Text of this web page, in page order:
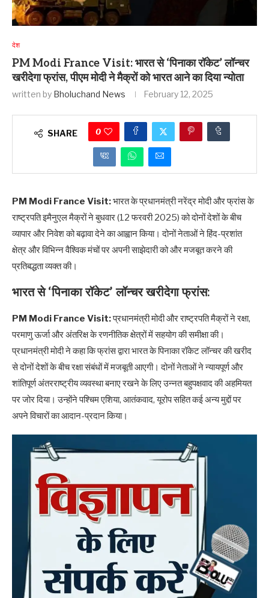
देश
PM Modi France Visit: भारत से ‘पिनाका रॉकेट’ लॉन्चर
खरीदेगा फ्रांस, पीएम मोदी ने मैक्रों को भारत आने का दिया न्योता
written by Bholuchand News February 12, 2025
SHARE 0
PM Modi France Visit:भारत के प्रधानमंत्री नरेंद्र मोदी और फ्रांस के
राष्ट्रपति इमैनुएल मैक्रों ने बुधवार (12 फरवरी 2025) को दोनों देशों के बीच
व्यापार और निवेश को बढ़ावा देने का आह्वान किया। दोनों नेताओं ने हिंद-प्रशांत
क्षेत्र और विभिन्न वैश्विक मंचों पर अपनी साझेदारी को और मजबूत करने की
प्रतिबद्धता व्यक्त की।
भारत से ‘पिनाका रॉकेट’ लॉन्चर खरीदेगा फ्रांस:
PM Modi France Visit:प्रधानमंत्री मोदी और राष्ट्रपति मैक्रों ने रक्षा,
परमाणु ऊर्जा और अंतरिक्ष के रणनीतिक क्षेत्रों में सहयोग की समीक्षा की।
प्रधानमंत्री मोदी ने कहा कि फ्रांस द्वारा भारत के पिनाका रॉकेट लॉन्चर की खरीद
से दोनों देशों के बीच रक्षा संबंधों में मजबूती आएगी। दोनों नेताओं ने न्यायपूर्ण और
शांतिपूर्ण अंतरराष्ट्रीय व्यवस्था बनाए रखने के लिए उन्नत बहुपक्षवाद की अहमियत
पर जोर दिया। उन्होंने पश्चिम एशिया, आतंकवाद, यूरोप सहित कई अन्य मुद्दों पर
अपने विचारों का आदान-प्रदान किया।